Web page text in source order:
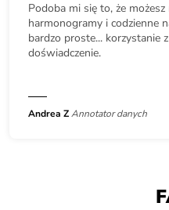
Podoba mi się to, że
harmonogramy i codzienne
bardzo proste... korzystanie
doświadczenie.
Andrea ZAnnotator danych